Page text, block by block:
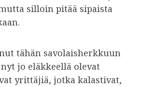
silloin pitää sipaista
tähän savolaisherkkuun
jo eläkkeellä olevat
yrittäjiä, jotka kalastivat,